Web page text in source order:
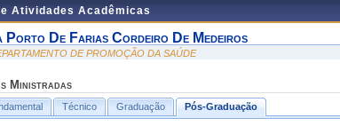
Atividades Acadêmicas
Porto De Farias Cordeiro De Medeiros
DE PROMOÇÃO DA SAÚDE
Ministradas
Técnico Graduação Pós-Graduação